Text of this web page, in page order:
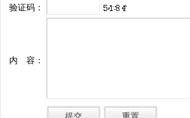
验证码：
内 容：